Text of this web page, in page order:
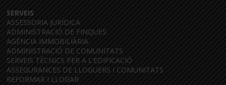
SERVEIS
ASSESSORIA JURÍDICA
ADMINISTRACIÓ DE FINQUES
AGÈNCIA IMMOBILIÀRIA
ADMINISTRACIÓ DE COMUNITATS
SERVEIS TÈCNICS PER A L’EDIFICACIÓ
ASSEGURANCES DE LLOGUERS I COMUNITATS
REFORMAR I LLOGAR